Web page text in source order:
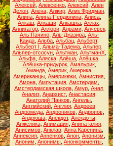
Алексей Алексенко Алексий Ален
Делон Алена Алжир Алик Фридман
Алина Алина-Пердюлина Алиса
Алкаш Алкаши Алкашка Аллах
Аллигатор, Аллори, Алрами, Алчевск,
Аль Пачино, Аль-Джазира, Аль-
Каида Альба Альбац Альберт,
Альберт I Альма-Тадема Альпер
Альпер-отсосун Альтман АльтманХ
Альфа Аляска Алёша Алёшка
Алёшка-придурок, Амальрик,
Аманда Америк Америка
Американцы Америкюки Амнистия
Амона Ампутация Амстердам
Амстердамская школа, Амур, Анал,
Анализ Анархист, Анастасия
Анатолий Панков Ангелы
Английский, Англия, Андреев,
Андромеда, Андроников, Андропов,
Андрюша Анекдот, Анекдоты
Анжелика, Анимация, Анинаталия,
Анисимов Анклав Анна Каренина
Аннексия Анненков Анон Анонизм
Аноним Анонимы Анонкомменты